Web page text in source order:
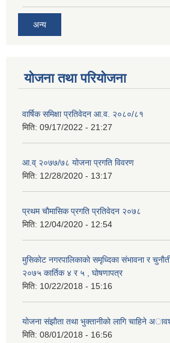
अन्य
योजना तथा परियोजना
वार्षिक समिक्षा प्रतिवेदन आ.व. २०८०/८१
मिति: 09/17/2022 - 21:27
आ.व् २०७७/७८ योजना प्रगति विवरण
मिति: 12/28/2020 - 13:17
प्रथम चाैमासिक प्रगति प्रतिवेदन २०७८
मिति: 12/04/2020 - 12:54
मुसिकाेट नगरपालिकाकाे समृध्दिका संभावना र
२०७५ कार्तिक ४ र ५ , घाेषणापत्र
मिति: 10/22/2018 - 15:16
याेजना संझाैता तथा भुक्तानीकाे लागि चाहिने
मिति: 08/01/2018 - 16:56